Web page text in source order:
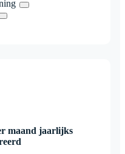
maand jaarlijks